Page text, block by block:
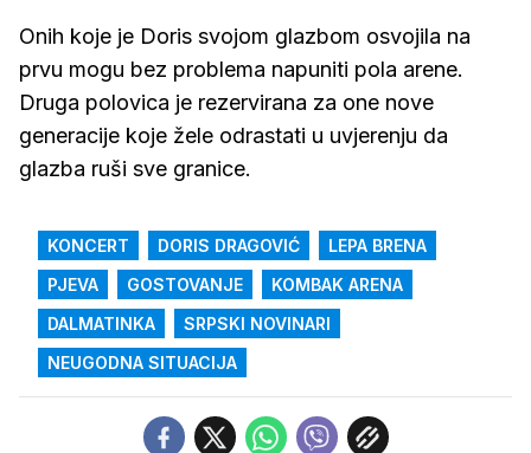
Onih koje je Doris svojom glazbom osvojila na
prvu mogu bez problema napuniti pola arene.
Druga polovica je rezervirana za one nove
generacije koje žele odrastati u uvjerenju da
glazba ruši sve granice.
KONCERT DORIS DRAGOVIĆ
LEPA BRENA
PJEVA
GOSTOVANJE
KOMBAK ARENA
DALMATINKA
SRPSKI NOVINARI
NEUGODNA SITUACIJA